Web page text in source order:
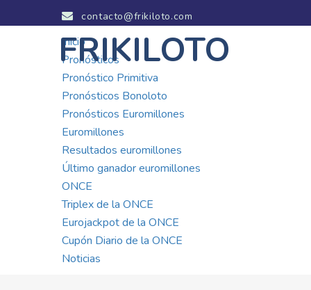
contacto@frikiloto.com
FRIKILOTO
Inicio
Pronósticos
Pronóstico Primitiva
Pronósticos Bonoloto
Pronósticos Euromillones
Euromillones
Resultados euromillones
Último ganador euromillones
ONCE
Triplex de la ONCE
Eurojackpot de la ONCE
Cupón Diario de la ONCE
Noticias